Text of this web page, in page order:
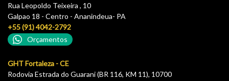
Rua Leopoldo Teixeira , 10
Galpao 18 - Centro - Ananindeua- PA
+55 (91) 4042-2792
Orçamentos
GHT Fortaleza - CE
Rodovia Estrada do Guarani (BR 116, KM 11), 10700